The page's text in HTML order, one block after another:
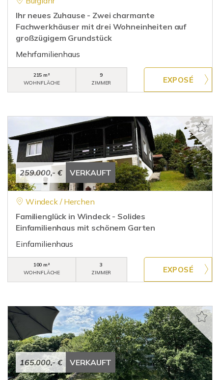
Ihr neues Zuhause - Zwei charmante
Fachwerkhäuser mit drei Wohneinheiten auf
großzügigem Grundstück
Mehrfamilienhaus
215 m²
WOHNFLÄCHE
9
ZIMMER
259.000,- € VERKAUFT
Windeck / Herchen
Familienglück in Windeck - Solides
Einfamilienhaus mit schönem Garten
Einfamilienhaus
100 m²
WOHNFLÄCHE
3
ZIMMER
165.000,- € VERKAUFT